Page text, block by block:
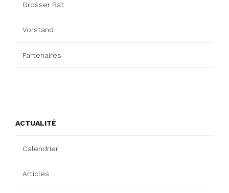
Grosser Rat
Vorstand
Partenaires
ACTUALITÉ
Calendrier
Articles